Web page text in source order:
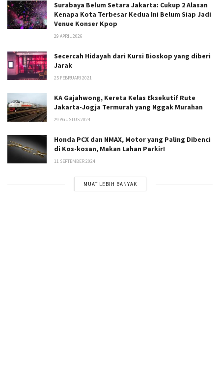
Surabaya Belum Setara Jakarta: Cukup 2 Alasan
Kenapa Kota Terbesar Kedua Ini Belum Siap Jadi
Venue Konser Kpop
29 APRIL 2026
Secercah Hidayah dari Kursi Bioskop yang diberi
Jarak
25 FEBRUARI 2021
KA Gajahwong, Kereta Kelas Eksekutif Rute
Jakarta-Jogja Termurah yang Nggak Murahan
29 AGUSTUS 2024
Honda PCX dan NMAX, Motor yang Paling Dibenci
di Kos-kosan, Makan Lahan Parkir!
11 SEPTEMBER 2024
MUAT LEBIH BANYAK